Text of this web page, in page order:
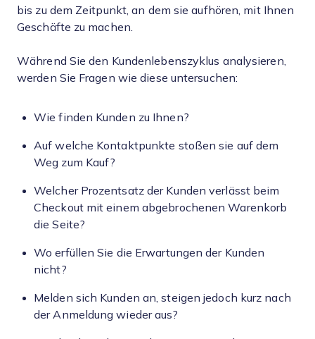
bis zu dem Zeitpunkt, an dem sie aufhören, mit Ihnen
Geschäfte zu machen.
Während Sie den Kundenlebenszyklus analysieren,
werden Sie Fragen wie diese untersuchen:
Wie finden Kunden zu Ihnen?
Auf welche Kontaktpunkte stoßen sie auf dem
Weg zum Kauf?
Welcher Prozentsatz der Kunden verlässt beim
Checkout mit einem abgebrochenen Warenkorb
die Seite?
Wo erfüllen Sie die Erwartungen der Kunden
nicht?
Melden sich Kunden an, steigen jedoch kurz nach
der Anmeldung wieder aus?